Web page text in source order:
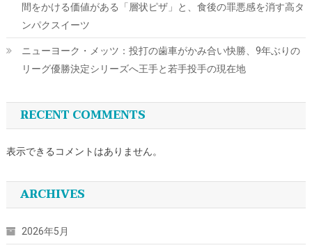
間をかける価値がある「層状ピザ」と、食後の罪悪感を消す高タ
ンパクスイーツ
ニューヨーク・メッツ：投打の歯車がかみ合い快勝、9年ぶりの
リーグ優勝決定シリーズへ王手と若手投手の現在地
RECENT COMMENTS
表示できるコメントはありません。
ARCHIVES
2026年5月